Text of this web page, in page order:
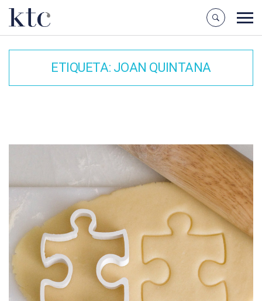
ETIQUETA: JOAN QUINTANA